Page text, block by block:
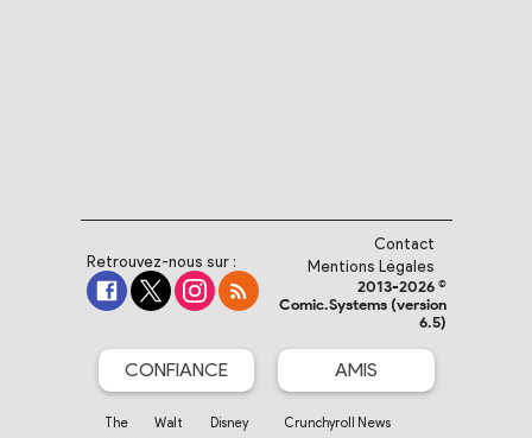
Retrouvez-nous sur :
Contact
Mentions Légales
2013-2026 ©
Comic.Systems (version
6.5)
CONFIANCE
The Walt Disney
AMIS
Crunchyroll News